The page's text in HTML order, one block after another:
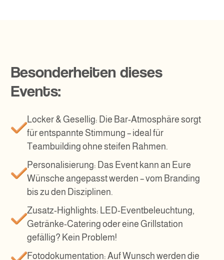
Besonderheiten dieses
Events:
Locker & Gesellig: Die Bar-Atmosphäre sorgt
für entspannte Stimmung – ideal für
Teambuilding ohne steifen Rahmen.
Personalisierung: Das Event kann an Eure
Wünsche angepasst werden – vom Branding
bis zu den Disziplinen.
Zusatz-Highlights: LED-Eventbeleuchtung,
Getränke-Catering oder eine Grillstation
gefällig? Kein Problem!
Fotodokumentation: Auf Wunsch werden die